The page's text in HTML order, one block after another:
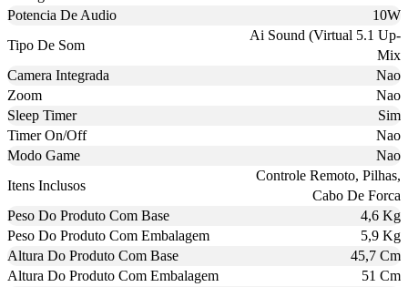
Potencia De Audio
10W
Tipo De Som
Ai Sound (Virtual 5.1 Up-
Mix
Camera Integrada
Nao
Zoom
Nao
Sleep Timer
Sim
Timer On/Off
Nao
Modo Game
Nao
Itens Inclusos
Controle Remoto, Pilhas,
Cabo De Forca
Peso Do Produto Com Base
4,6 Kg
Peso Do Produto Com Embalagem
5,9 Kg
Altura Do Produto Com Base
45,7 Cm
Altura Do Produto Com Embalagem
51 Cm